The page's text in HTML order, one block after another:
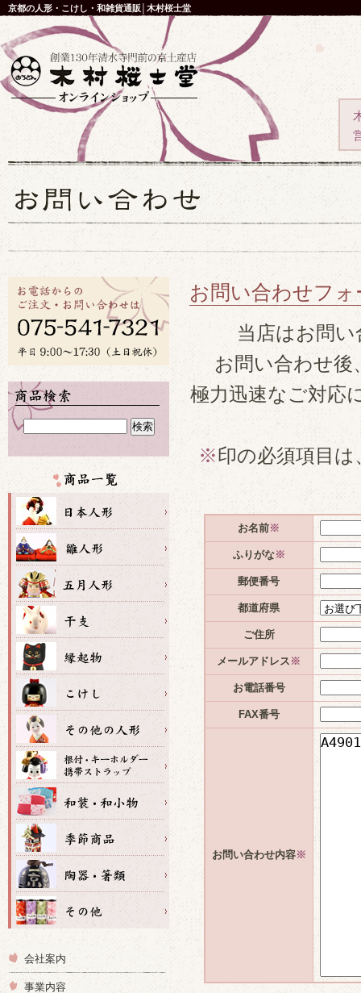
京都の人形・こけし・和雑貨通販│木村桜士堂
お問い合わせフォ
当店はお問
お問い合わせ後
極力迅速なご対応
※印の必須項目
お名前※
ふりがな※
郵便番号
都道府県
ご住所
メールアドレス ※
お電話番号
FAX番号
お問い合わせ内容※
会社案内
事業内容